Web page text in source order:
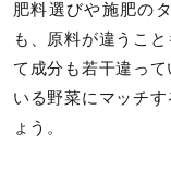
肥料選びや施肥の
も、原料が違うこ
て成分も若干違っ
いる野菜にマッチ
ょう。